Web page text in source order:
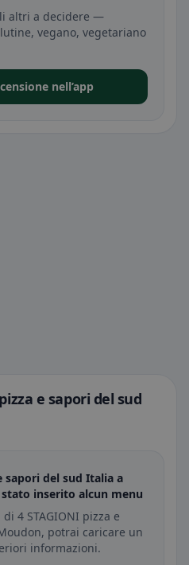
altri a decidere —
vegano, vegetariano
nell’app
e sapori del sud
sapori del sud Italia a
inserito alcun menu
4 STAGIONI pizza e
potrai caricare un
informazioni.